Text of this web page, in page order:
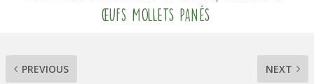
œufs mollets panés
PREVIOUS NEXT